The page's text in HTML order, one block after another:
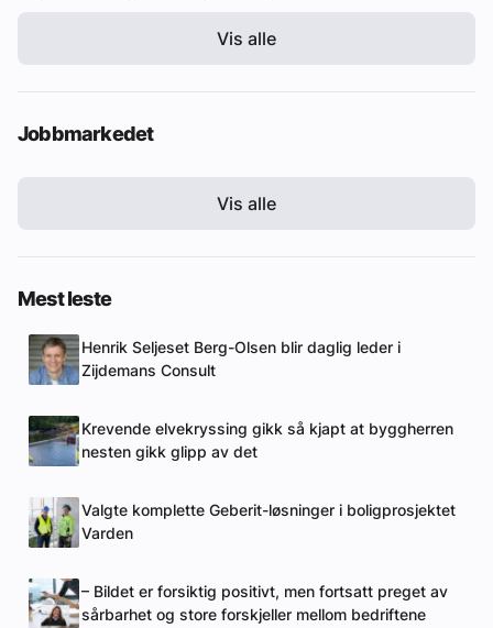
Vis alle
Jobbmarkedet
Vis alle
Mest leste
Henrik Seljeset Berg-Olsen blir daglig leder i
Zijdemans Consult
Krevende elvekryssing gikk så kjapt at byggherren
nesten gikk glipp av det
Valgte komplette Geberit-løsninger i boligprosjektet
Varden
– Bildet er forsiktig positivt, men fortsatt preget av
sårbarhet og store forskjeller mellom bedriftene